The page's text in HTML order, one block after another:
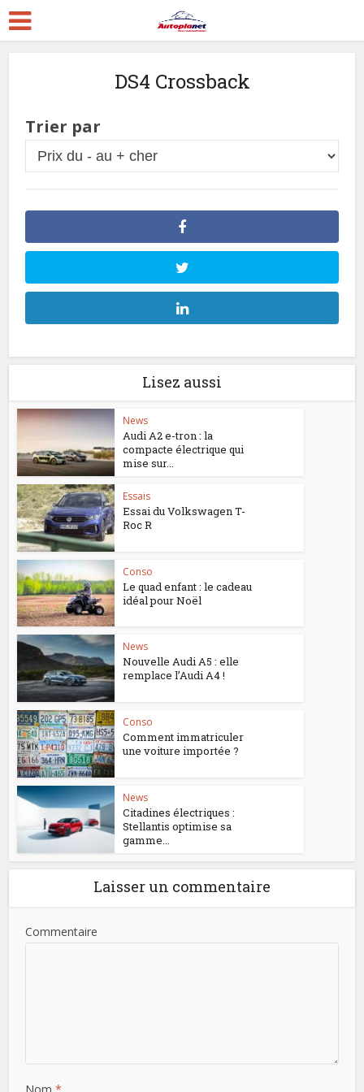
DS4 Crossback
Trier par
Lisez aussi
News
Audi A2 e-tron : la
compacte électrique qui
mise sur...
Essais
Essai du Volkswagen T-
Roc R
Conso
Le quad enfant : le cadeau
idéal pour Noël
News
Nouvelle Audi A5 : elle
remplace l’Audi A4 !
Conso
Comment immatriculer
une voiture importée ?
News
Citadines électriques :
Stellantis optimise sa
gamme...
Laisser un commentaire
Commentaire
Nom*